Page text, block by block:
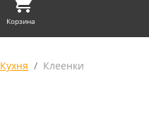
Корзина
Кухня Клеенки